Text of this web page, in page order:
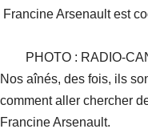
Francine Arsenault est
PHOTO : RADIO-
Nos aînés, des fois, ils
comment aller chercher
Francine Arsenault.